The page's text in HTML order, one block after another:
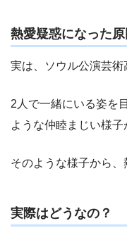
熱愛疑惑になった原
実は、ソウル公演芸術
2人で一緒にいる姿を
ような仲睦まじい様子
そのような様子から、
実際はどうなの？